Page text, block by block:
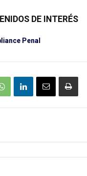
DE INTERÉS
Penal